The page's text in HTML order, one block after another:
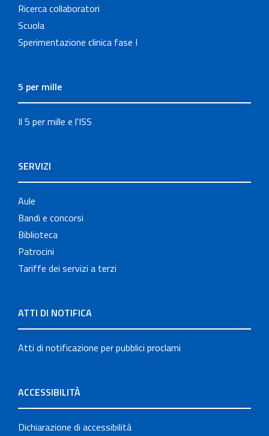
Ricerca collaboratori
Scuola
Sperimentazione clinica fase I
5 per mille
Il 5 per mille e l'ISS
SERVIZI
Aule
Bandi e concorsi
Biblioteca
Patrocini
Tariffe dei servizi a terzi
ATTI DI NOTIFICA
Atti di notificazione per pubblici proclami
ACCESSIBILITÀ
Dichiarazione di accessibilità